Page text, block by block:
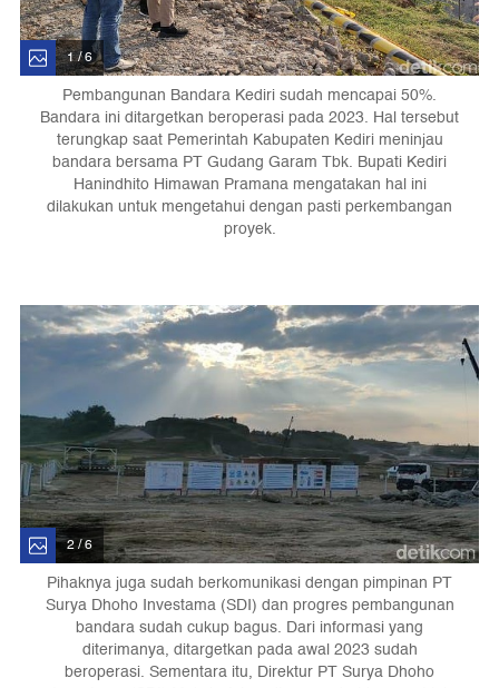
1 / 6
Pembangunan Bandara Kediri sudah mencapai 50%.
Bandara ini ditargetkan beroperasi pada 2023. Hal tersebut
terungkap saat Pemerintah Kabupaten Kediri meninjau
bandara bersama PT Gudang Garam Tbk. Bupati Kediri
Hanindhito Himawan Pramana mengatakan hal ini
dilakukan untuk mengetahui dengan pasti perkembangan
proyek.
2 / 6
Pihaknya juga sudah berkomunikasi dengan pimpinan PT
Surya Dhoho Investama (SDI) dan progres pembangunan
bandara sudah cukup bagus. Dari informasi yang
diterimanya, ditargetkan pada awal 2023 sudah
beroperasi. Sementara itu, Direktur PT Surya Dhoho